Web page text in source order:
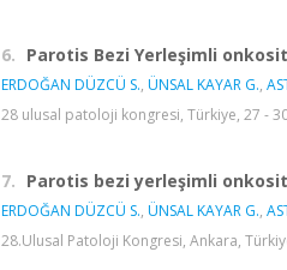
6. Parotis Bezi Yerleşimli
ERDOĞAN DÜZCÜ S., ÜNSAL KAYAR G.,
28 ulusal patoloji kongresi, Türkiye, 27 -
7. Parotis bezi yerleşimli
ERDOĞAN DÜZCÜ S., ÜNSAL KAYAR G.,
28.Ulusal Patoloji Kongresi, Ankara,